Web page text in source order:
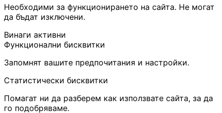
Необходими за функционирането на сайта. Не могат
да бъдат изключени.
Винаги активни
Функционални бисквитки
Запомнят вашите предпочитания и настройки.
Статистически бисквитки
Помагат ни да разберем как използвате сайта, за да
го подобряваме.